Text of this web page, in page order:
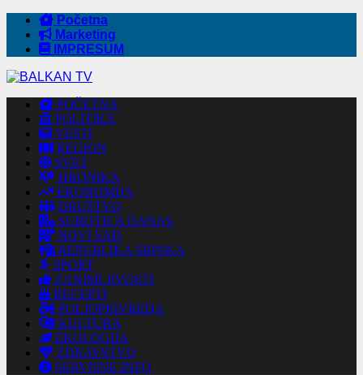
Početna
Marketing
IMPRESUM
POČETNA
POLITIKA
VESTI
REGION
SVET
HRONIKA
EKONOMIJA
DRUŠTVO
SUBOTICA DANAS
NOVI SAD
REPUBLIKA SRPSKA
SPORT
ZANIMLJIVOSTI
RECEPTI
POLJOPRIVREDA
KULTURA
EKOLOGIJA
ZDRAVSTVO
SERVISNE INFO